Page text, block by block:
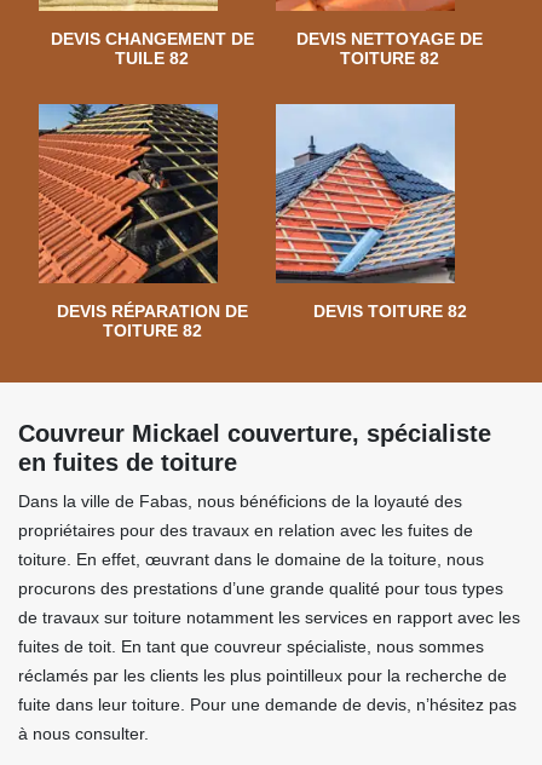
DEVIS CHANGEMENT DE
TUILE 82
DEVIS NETTOYAGE DE
TOITURE 82
DEVIS RÉPARATION DE
TOITURE 82
DEVIS TOITURE 82
Couvreur Mickael couverture, spécialiste
en fuites de toiture
Dans la ville de Fabas, nous bénéficions de la loyauté des
propriétaires pour des travaux en relation avec les fuites de
toiture. En effet, œuvrant dans le domaine de la toiture, nous
procurons des prestations d’une grande qualité pour tous types
de travaux sur toiture notamment les services en rapport avec les
fuites de toit. En tant que couvreur spécialiste, nous sommes
réclamés par les clients les plus pointilleux pour la recherche de
fuite dans leur toiture. Pour une demande de devis, n’hésitez pas
à nous consulter.